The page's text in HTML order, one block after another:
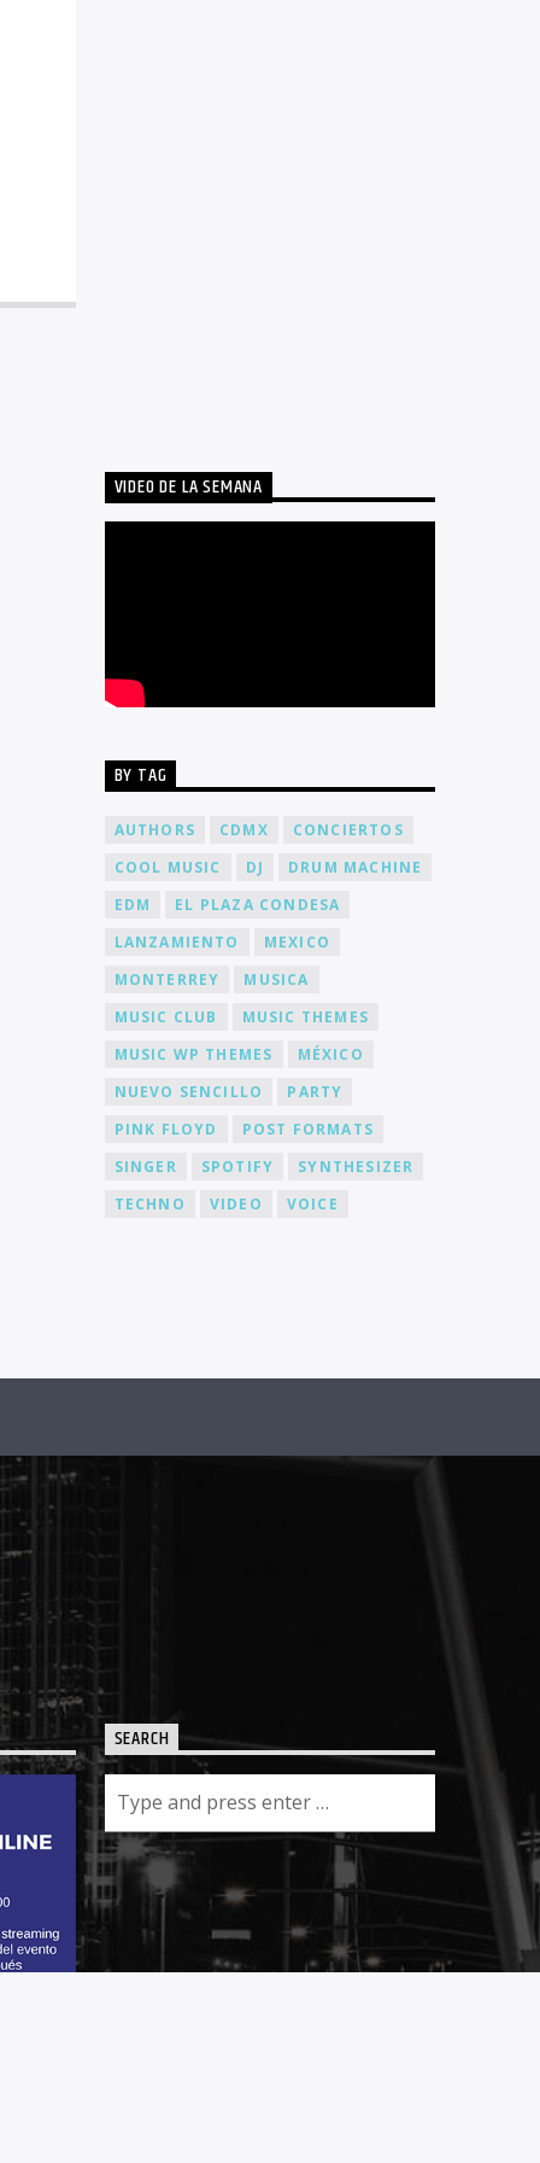
VIDEO DE LA SEMANA
BY TAG
AUTHORS CDMX
CONCIERTOS
COOL MUSIC
DJ
DRUM MACHINE
EDM
EL PLAZA CONDESA
LANZAMIENTO
MEXICO
MONTERREY
MUSICA
MUSIC CLUB
MUSIC THEMES
MUSIC WP THEMES
MÉXICO
NUEVO SENCILLO
PARTY
PINK FLOYD
POST FORMATS
SINGER
SPOTIFY
SYNTHESIZER
TECHNO
VIDEO VOICE
SEARCH